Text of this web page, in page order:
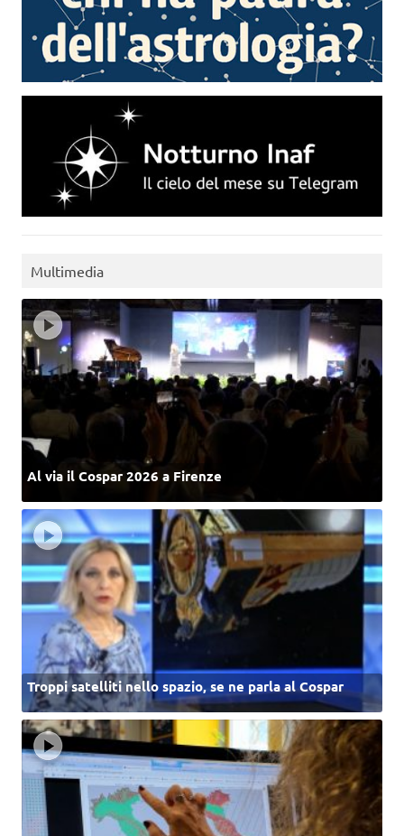
Multimedia
Al via il Cospar 2026 a Firenze
Troppi satelliti nello spazio, se ne parla al Cospar